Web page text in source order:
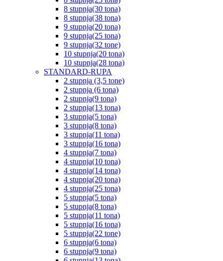
8 stupnja(30 tona)
8 stupnja(38 tona)
9 stupnja(20 tona)
9 stupnja(25 tona)
9 stupnja(32 tone)
10 stupnja(20 tona)
10 stupnja(28 tona)
STANDARD-RUPA
2 stupnja (3,5 tone)
2 stupnja (6 tona)
2 stupnja(9 tona)
2 stupnja(13 tona)
3 stupnja(5 tona)
3 stupnja(8 tona)
3 stupnja(11 tona)
3 stupnja(16 tona)
4 stupnja(7 tona)
4 stupnja(10 tona)
4 stupnja(14 tona)
4 stupnja(20 tona)
4 stupnja(25 tona)
5 stupnja(5 tona)
5 stupnja(8 tona)
5 stupnja(11 tona)
5 stupnja(16 tona)
5 stupnja(22 tone)
6 stupnja(6 tona)
6 stupnja(9 tona)